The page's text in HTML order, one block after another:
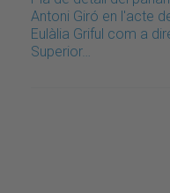
Antoni Giró en l'acte
Eulàlia Griful com a
Superior…